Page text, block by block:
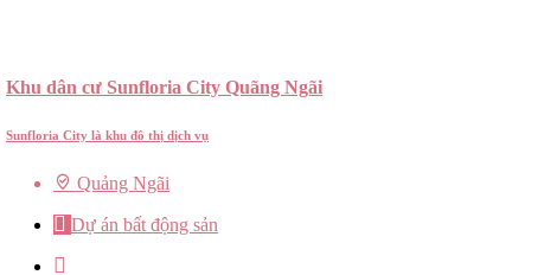
Khu dân cư Sunfloria City Quãng Ngãi
Sunfloria City là khu đô thị dịch vụ
Quảng Ngãi
Dự án bất động sản